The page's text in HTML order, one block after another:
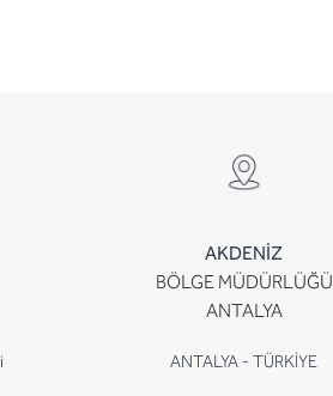
AKDENİZ
BÖLGE MÜDÜRLÜĞÜ
ANTALYA
ANTALYA - TÜRKİYE